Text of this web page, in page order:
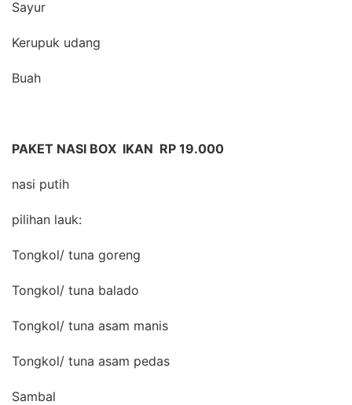
Sayur
Kerupuk udang
Buah
PAKET NASI BOX IKAN RP 19.000
nasi putih
pilihan lauk:
Tongkol/ tuna goreng
Tongkol/ tuna balado
Tongkol/ tuna asam manis
Tongkol/ tuna asam pedas
Sambal